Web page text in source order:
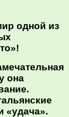
одной из
она
«удача».